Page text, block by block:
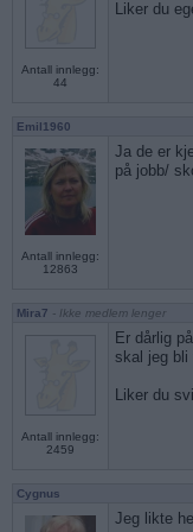
Antall innlegg:
44
Liker du
Emil1960
Antall innlegg:
12863
Ja de er
på jobb/
Mira7 - Ikke medlem lenger
Antall innlegg:
2459
Er dårlig
skal jeg bli
Liker du
Cygnus
Jeg likte